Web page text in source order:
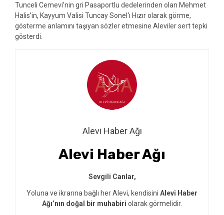
Tunceli Cemevi’nin gri Pasaportlu dedelerinden olan Mehmet
Halis’in, Kayyum Valisi Tuncay Sonel‘ı Hızır olarak görme,
gösterme anlamını taşıyan sözler etmesine Aleviler sert tepki
gösterdi.
Alevi Haber Ağı
Alevi Haber Ağı
Sevgili Canlar,
Yoluna ve ikrarına bağlı her Alevi, kendisini Alevi Haber
Ağı’nın doğal bir muhabiri olarak görmelidir.